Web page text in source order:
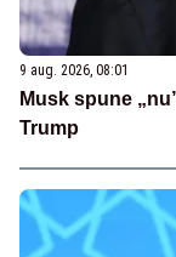
9 aug. 2026, 08:01
Musk spune
Trump